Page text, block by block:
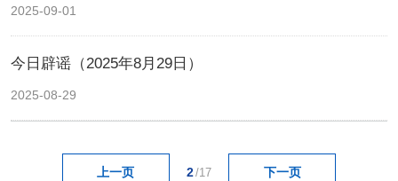
2025-09-01
今日辟谣（2025年8月29日）
2025-08-29
上一页 2/17 下一页